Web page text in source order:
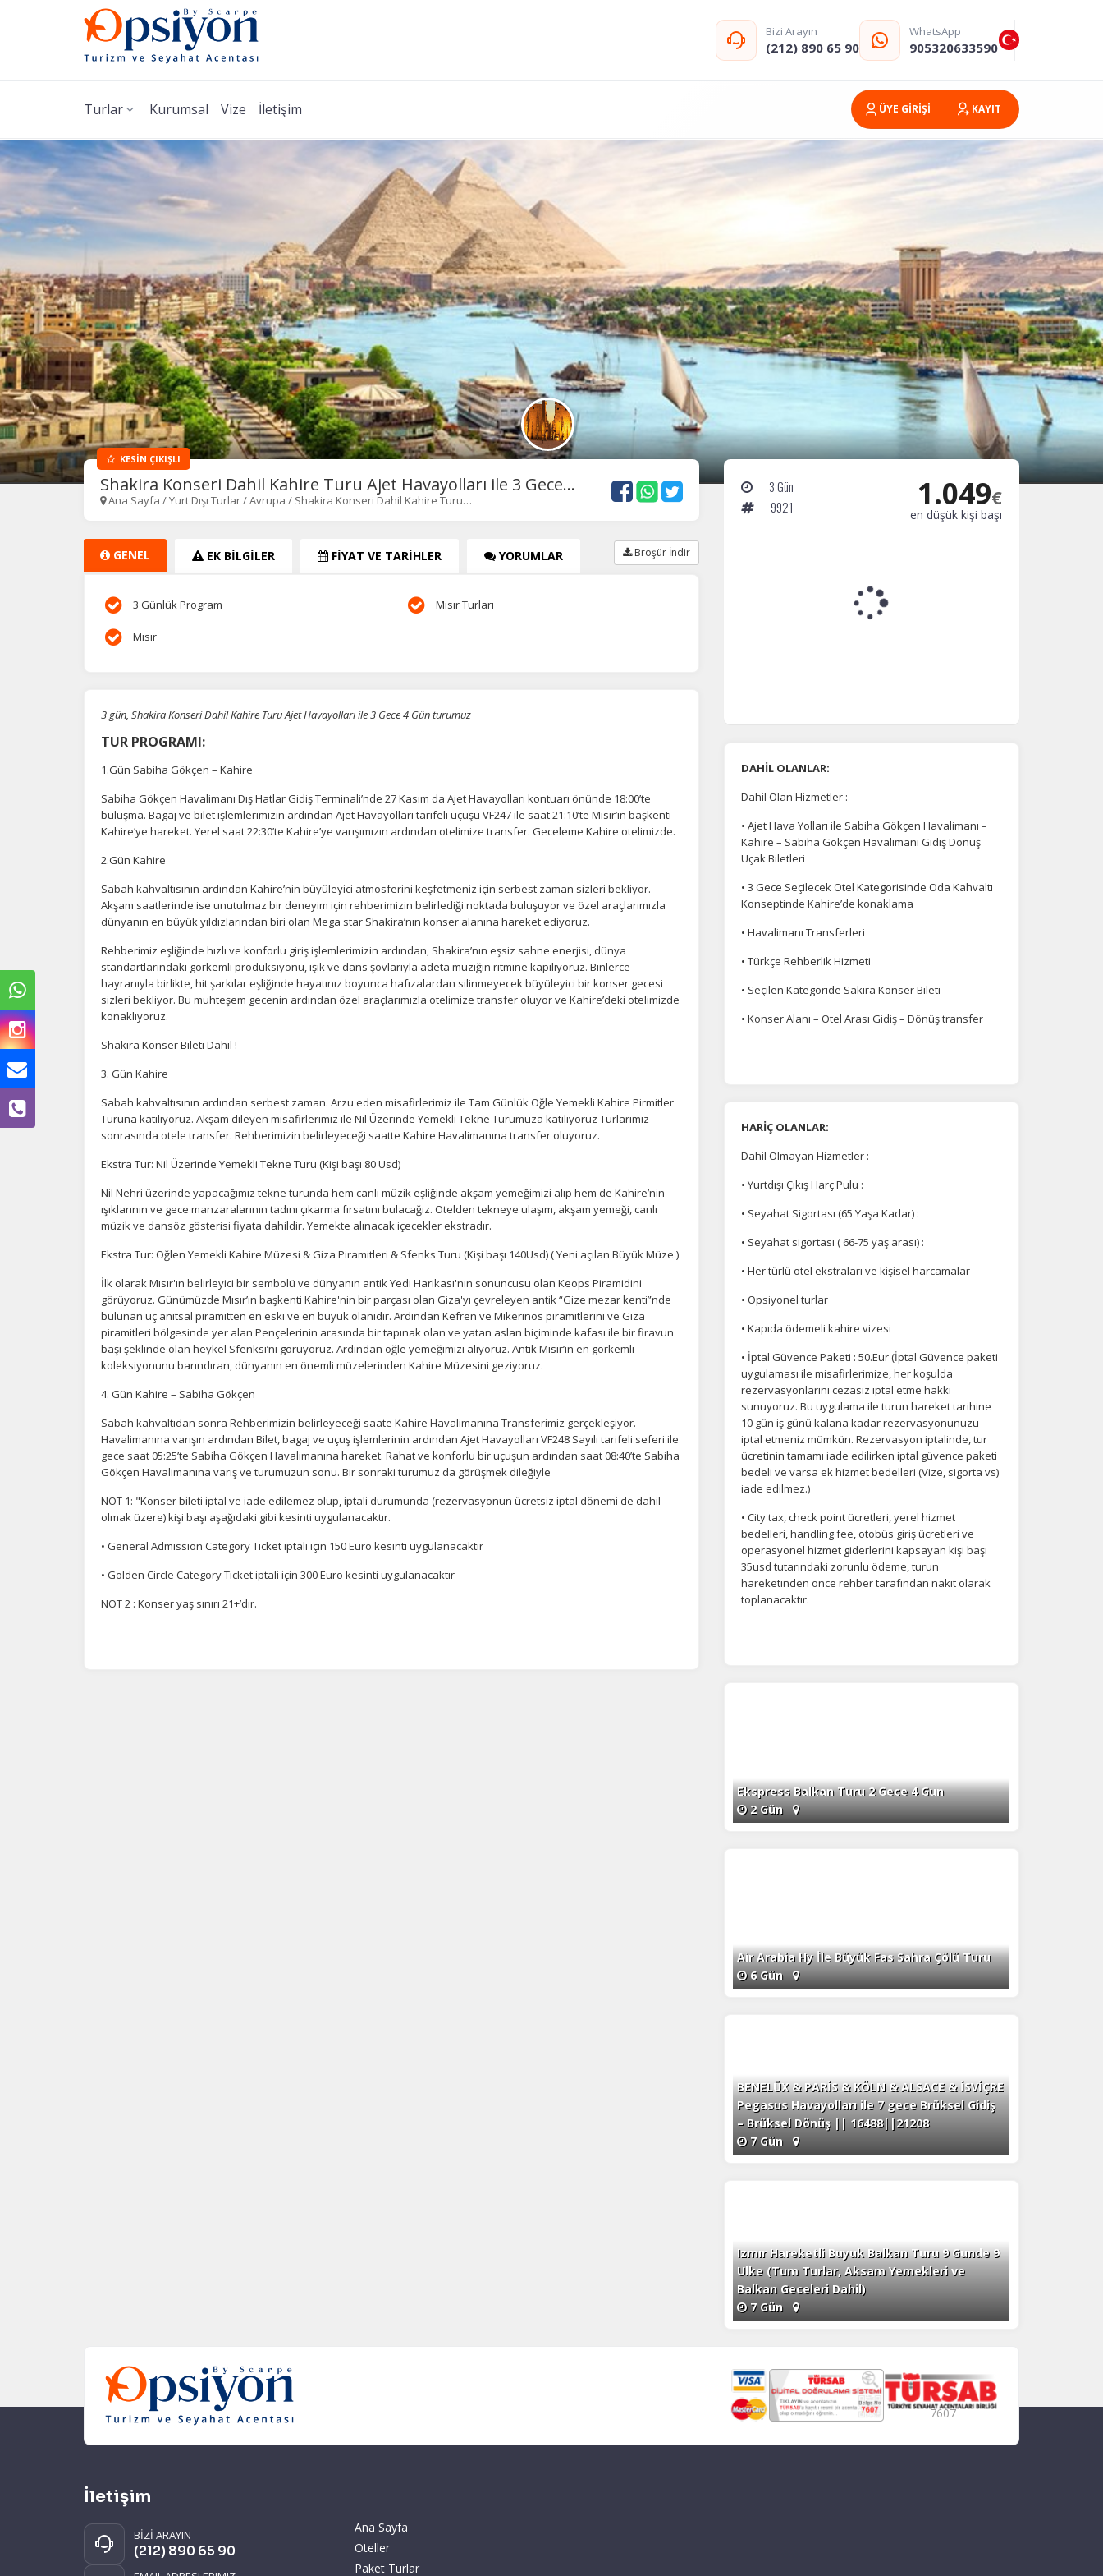
Bizi Arayın
(212) 890 65 90
WhatsApp
905320633590
Turlar Kurumsal Vize İletişim ÜYE GİRİŞİ KAYIT
Çerez tercihlerinizi
depolayabilir, bunları yurt içi ve yurt dışındaki hizmet sağlayıcılarla paylaşabiliriz. Buna
izin vermemeyi seçebilirsiniz ancak bu durumda sitemiz umduğumuz gibi çalışmaya
bilir.Daha fazla bilgi içinKVKK bilgilendirmemizi
Zorunlu Çerezler HER ZAMAN AKTIF
Oturum yönetimi, güvenlik ve temel site işlevleri için gereklidir. Bu
çerezler olmadan site düzgün çalışmaz ve devre dışı bırakılamaz.
Ziyaretçilerin siteyi nasıl kullandığını anonim olarak ölçeriz. Hangi
sayfaların popüler olduğunu ve kullanıcıların nerede zorluk yaşadığını
anlamamıza yardımcı olur.
Pazarlama Çerezleri
Kapatırsanız reklamları görmeye devam edersiniz, ancak daha az
KESİN ÇIKIŞLI
Shakira Konseri Dahil Kahire Turu Ajet Havayolları ile 3 Gece...
Ana Sayfa /Yurt Dışı Turlar/Avrupa / Shakira Konseri Dahil Kahire Turu…
GENEL EK BİLGİLER FİYAT VE TARİHLER YORUMLAR Broşür İndir
3 Günlük Program Mısır Turları
Mısır
3 gün, Shakira Konseri Dahil Kahire Turu Ajet Havayolları ile 3 Gece 4 Gün turumuz
TUR PROGRAMI:
1.Gün Sabiha Gökçen – Kahire
Sabiha Gökçen Havalimanı Dış Hatlar Gidiş Terminali’nde 27 Kasım da Ajet Havayolları kontuarı önünde 18:00’te
buluşma. Bagaj ve bilet işlemlerimizin ardından Ajet Havayolları tarifeli uçuşu VF247 ile saat 21:10’te Mısır’ın başkenti
Kahire’ye hareket. Yerel saat 22:30’te Kahire’ye varışımızın ardından otelimize transfer. Geceleme Kahire otelimizde.
2.Gün Kahire
Sabah kahvaltısının ardından Kahire’nin büyüleyici atmosferini keşfetmeniz için serbest zaman sizleri bekliyor.
Akşam saatlerinde ise unutulmaz bir deneyim için rehberimizin belirlediği noktada buluşuyor ve özel araçlarımızla
dünyanın en büyük yıldızlarından biri olan Mega star Shakira’nın konser alanına hareket ediyoruz.
Rehberimiz eşliğinde hızlı ve konforlu giriş işlemlerimizin ardından, Shakira’nın eşsiz sahne enerjisi, dünya
standartlarındaki görkemli prodüksiyonu, ışık ve dans şovlarıyla adeta müziğin ritmine kapılıyoruz. Binlerce
hayranıyla birlikte, hit şarkılar eşliğinde hayatınız boyunca hafızalardan silinmeyecek büyüleyici bir konser gecesi
sizleri bekliyor. Bu muhteşem gecenin ardından özel araçlarımızla otelimize transfer oluyor ve Kahire’deki otelimizde
konaklıyoruz.
Shakira Konser Bileti Dahil !
3. Gün Kahire
Sabah kahvaltısının ardından serbest zaman. Arzu eden misafirlerimiz ile Tam Günlük Öğle Yemekli Kahire Pirmitler
Turuna katılıyoruz. Akşam dileyen misafirlerimiz ile Nil Üzerinde Yemekli Tekne Turumuza katılıyoruz Turlarımız
sonrasında otele transfer. Rehberimizin belirleyeceği saatte Kahire Havalimanına transfer oluyoruz.
Ekstra Tur: Nil Üzerinde Yemekli Tekne Turu (Kişi başı 80 Usd)
Nil Nehri üzerinde yapacağımız tekne turunda hem canlı müzik eşliğinde akşam yemeğimizi alıp hem de Kahire’nin
ışıklarının ve gece manzaralarının tadını çıkarma fırsatını bulacağız. Otelden tekneye ulaşım, akşam yemeği, canlı
müzik ve dansöz gösterisi fiyata dahildir. Yemekte alınacak içecekler ekstradır.
Ekstra Tur: Öğlen Yemekli Kahire Müzesi & Giza Piramitleri & Sfenks Turu (Kişi başı 140Usd) ( Yeni açılan Büyük Müze )
İlk olarak Mısır'ın belirleyici bir sembolü ve dünyanın antik Yedi Harikası'nın sonuncusu olan Keops Piramidini
görüyoruz. Günümüzde Mısır’ın başkenti Kahire'nin bir parçası olan Giza'yı çevreleyen antik “Gize mezar kenti”nde
bulunan üç anıtsal piramitten en eski ve en büyük olanıdır. Ardından Kefren ve Mikerinos piramitlerini ve Giza
piramitleri bölgesinde yer alan Pençelerinin arasında bir tapınak olan ve yatan aslan biçiminde kafası ile bir firavun
başı şeklinde olan heykel Sfenksi’ni görüyoruz. Ardından öğle yemeğimizi alıyoruz. Antik Mısır’ın en görkemli
koleksiyonunu barındıran, dünyanın en önemli müzelerinden Kahire Müzesini geziyoruz.
4. Gün Kahire – Sabiha Gökçen
Sabah kahvaltıdan sonra Rehberimizin belirleyeceği saate Kahire Havalimanına Transferimiz gerçekleşiyor.
Havalimanına varışın ardından Bilet, bagaj ve uçuş işlemlerinin ardından Ajet Havayolları VF248 Sayılı tarifeli seferi ile
gece saat 05:25’te Sabiha Gökçen Havalimanına hareket. Rahat ve konforlu bir uçuşun ardından saat 08:40’te Sabiha
Gökçen Havalimanına varış ve turumuzun sonu. Bir sonraki turumuz da görüşmek dileğiyle
NOT 1: "Konser bileti iptal ve iade edilemez olup, iptali durumunda (rezervasyonun ücretsiz iptal dönemi de dahil
olmak üzere) kişi başı aşağıdaki gibi kesinti uygulanacaktır.
• General Admission Category Ticket iptali için 150 Euro kesinti uygulanacaktır
• Golden Circle Category Ticket iptali için 300 Euro kesinti uygulanacaktır
NOT 2 : Konser yaş sınırı 21+’dır.
3 Gün
9921
1.049€
en düşük kişi başı
DAHİL OLANLAR:
Dahil Olan Hizmetler :
• Ajet Hava Yolları ile Sabiha Gökçen Havalimanı –
Kahire – Sabiha Gökçen Havalimanı Gidiş Dönüş
Uçak Biletleri
• 3 Gece Seçilecek Otel Kategorisinde Oda Kahvaltı
Konseptinde Kahire’de konaklama
• Havalimanı Transferleri
• Türkçe Rehberlik Hizmeti
• Seçilen Kategoride Sakira Konser Bileti
• Konser Alanı – Otel Arası Gidiş – Dönüş transfer
HARİÇ OLANLAR:
Dahil Olmayan Hizmetler :
• Yurtdışı Çıkış Harç Pulu :
• Seyahat Sigortası (65 Yaşa Kadar) :
• Seyahat sigortası ( 66-75 yaş arası) :
• Her türlü otel ekstraları ve kişisel harcamalar
• Opsiyonel turlar
• Kapıda ödemeli kahire vizesi
• İptal Güvence Paketi : 50.Eur (İptal Güvence paketi
uygulaması ile misafirlerimize, her koşulda
rezervasyonlarını cezasız iptal etme hakkı
sunuyoruz. Bu uygulama ile turun hareket tarihine
10 gün iş günü kalana kadar rezervasyonunuzu
iptal etmeniz mümkün. Rezervasyon iptalinde, tur
ücretinin tamamı iade edilirken iptal güvence paketi
bedeli ve varsa ek hizmet bedelleri (Vize, sigorta vs)
iade edilmez.)
• City tax, check point ücretleri, yerel hizmet
bedelleri, handling fee, otobüs giriş ücretleri ve
operasyonel hizmet giderlerini kapsayan kişi başı
35usd tutarındaki zorunlu ödeme, turun
hareketinden önce rehber tarafından nakit olarak
toplanacaktır.
Ekspress Balkan Turu 2 Gece 4 Gun
2 Gün
Air Arabia Hy İle Büyük Fas Sahra Çölü Turu
6 Gün
BENELÜX & PARİS & KÖLN & ALSACE & İSVİÇRE
Pegasus Havayolları ile 7 gece Brüksel Gidiş
– Brüksel Dönüş || 16488||21208
7 Gün
Izmır Hareketli Buyuk Balkan Turu 9 Gunde 9
Ulke (Tum Turlar, Aksam Yemekleri ve
Balkan Geceleri Dahil)
7 Gün
7607
İletişim
BİZİ ARAYIN
(212) 890 65 90
Ana Sayfa
Oteller
Paket Turlar